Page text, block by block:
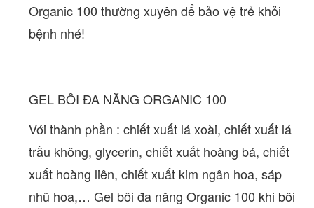
Organic 100 thường xuyên để bảo vệ trẻ khỏi
bệnh nhé!
GEL BÔI ĐA NĂNG ORGANIC 100
Với thành phần : chiết xuất lá xoài, chiết xuất lá
trầu không, glycerin, chiết xuất hoàng bá, chiết
xuất hoàng liên, chiết xuất kim ngân hoa, sáp
nhũ hoa,… Gel bôi đa năng Organic 100 khi bôi